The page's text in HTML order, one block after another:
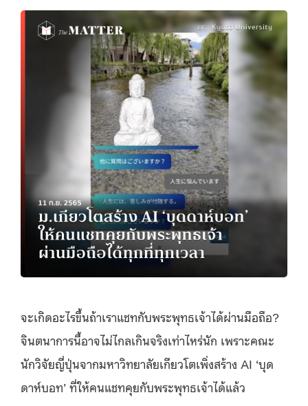
จะเกิดอะไรขึ้นถ้าเราแชทกับพระพุทธเจ้าได้ผ่านมือถือ?
จินตนาการนี้อาจไม่ไกลเกินจริงเท่าไหร่นัก เพราะคณะ
นักวิจัยญี่ปุ่นจากมหาวิทยาลัยเกียวโตเพิ่งสร้าง AI ‘บุด
ดาห์บอท’ ที่ให้คนแชทคุยกับพระพุทธเจ้าได้แล้ว